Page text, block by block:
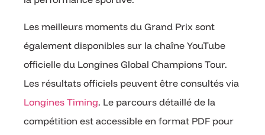
Les meilleurs moments du Grand Prix sont
également disponibles sur la chaîne YouTube
officielle du Longines Global Champions Tour.
Les résultats officiels peuvent être consultés via
Longines Timing. Le parcours détaillé de la
compétition est accessible en format PDF pour